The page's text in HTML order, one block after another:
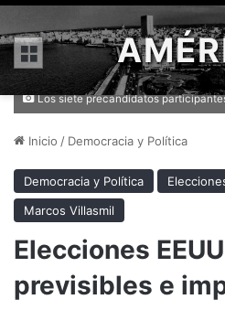
Menú
Los siete precandidatos
Inicio / Democracia y Política
Democracia y Política
Marcos Villasmil
Elecciones
previsibles e